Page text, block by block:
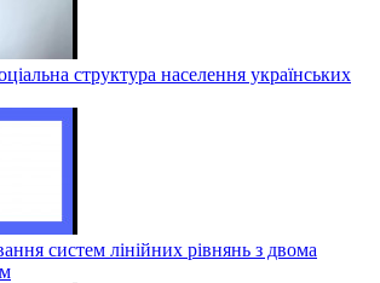
структура населення українських
систем лінійних рівнянь з двома